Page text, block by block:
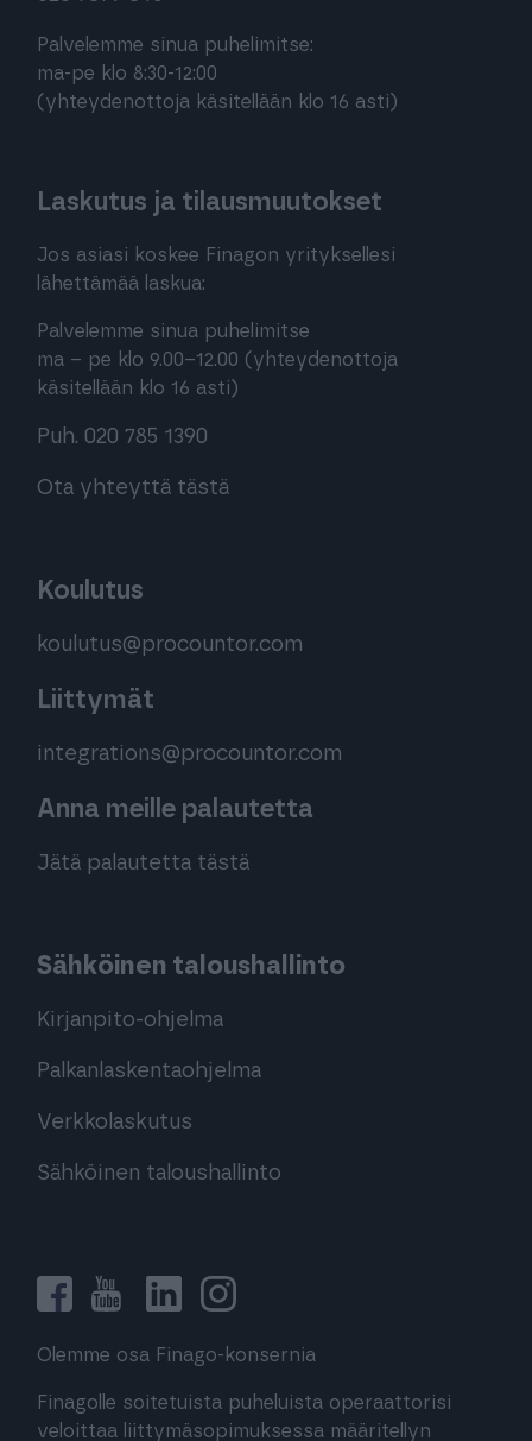
Palvelemme sinua puhelimitse:
ma-pe klo 8:30-12:00
(yhteydenottoja käsitellään klo 16 asti)
Laskutus ja tilausmuutokset
Jos asiasi koskee Finagon yrityksellesi
lähettämää laskua:
Palvelemme sinua puhelimitse
ma – pe klo 9.00–12.00 (yhteydenottoja
käsitellään klo 16 asti)
Puh. 020 785 1390
Ota yhteyttä tästä
Koulutus
koulutus@procountor.com
Liittymät
integrations@procountor.com
Anna meille palautetta
Jätä palautetta tästä
Sähköinen taloushallinto
Kirjanpito-ohjelma
Palkanlaskentaohjelma
Verkkolaskutus
Sähköinen taloushallinto
Olemme osa Finago-konsernia
Finagolle soitetuista puheluista operaattorisi
veloittaa liittymäsopimuksessa määritellyn